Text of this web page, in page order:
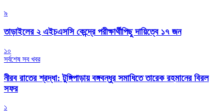
৯
তাড়াইলের ২ এইচএসসি কেন্দ্রে পরীক্ষার্থীপিছু দায়িত্বে ১৭ জন
১০
সর্বশেষ সব খবর
নীরব রাতের শ্রদ্ধা: টুঙ্গিপাড়ায় বঙ্গবন্ধুর সমাধিতে তারেক রহমানের বিরল
সফর
১